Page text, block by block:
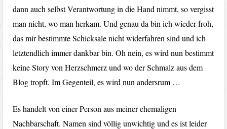
dann auch selbst Verantwortung in die Hand nimmt, so vergisst
man nicht, wo man herkam. Und genau da bin ich wieder froh,
das mir bestimmte Schicksale nicht widerfahren sind und ich
letztendlich immer dankbar bin. Oh nein, es wird nun bestimmt
keine Story von Herzschmerz und wo der Schmalz aus dem
Blog tropft. Im Gegenteil, es wird nun andersrum …
Es handelt von einer Person aus meiner ehemaligen
Nachbarschaft. Namen sind völlig unwichtig und es ist leider